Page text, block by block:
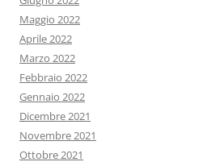
Maggio 2022
Aprile 2022
Marzo 2022
Febbraio 2022
Gennaio 2022
Dicembre 2021
Novembre 2021
Ottobre 2021